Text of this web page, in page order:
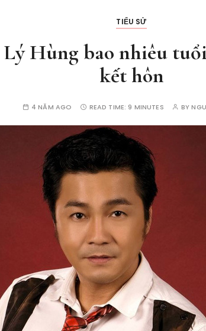
TIỂU SỬ
Hùng bao nhiêu
kết hôn
4 NĂM AGO READ TIME: 9 MINUTES BY